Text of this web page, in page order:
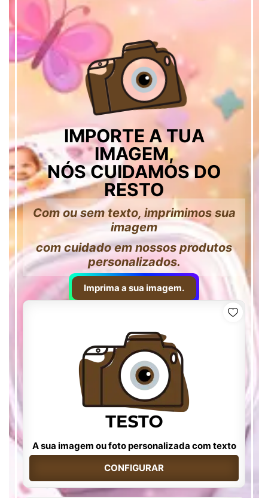
IMPORTE A TUA
IMAGEM,
NÓS CUIDAMOS DO
RESTO
Com ou sem texto, imprimimos sua
imagem
com cuidado em nossos produtos
personalizados.
Imprima a sua imagem.
A sua imagem ou foto personalizada com texto
CONFIGURAR